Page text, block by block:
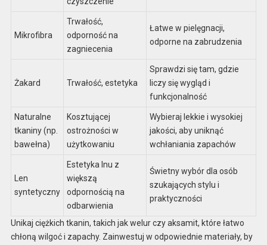
Mikrofibra
Trwałość,
odporność na
zagniecenia
Łatwe w pielęgnacji,
odporne na zabrudzenia
Żakard Trwałość, estetyka
Sprawdzi się tam, gdzie
liczy się wygląd i
funkcjonalność
Naturalne
tkaniny (np.
bawełna)
Kosztującej
ostrożności w
użytkowaniu
Wybieraj lekkie i wysokiej
jakości, aby uniknąć
wchłaniania zapachów
Len
syntetyczny
Estetyka lnu z
większą
odpornością na
odbarwienia
Świetny wybór dla osób
szukających stylu i
praktyczności
Unikaj ciężkich tkanin, takich jak welur czy aksamit, które łatwo
chłoną wilgoć i zapachy. Zainwestuj w odpowiednie materiały, by